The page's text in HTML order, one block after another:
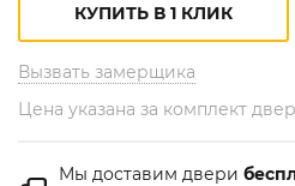
Вызвать замерщика
КУПИТЬ В 1 КЛИК
Цена указана за комплект
Мы доставим двери